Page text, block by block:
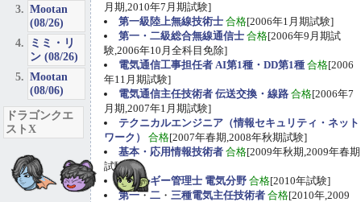
月期,2010年7月期試験]
第一級陸上無線技術士 合格[2006年1月期試験]
第一・二級総合無線通信士 合格[2006年9月期試
験,2006年10月全科目免除]
電気通信工事担任者 AI第1種・DD第1種 合格[2006
年11月期試験]
電気通信主任技術者 伝送交換・線路 合格[2006年7
月期,2007年1月期試験]
テクニカルエンジニア（情報セキュリティ・ネット
ワーク）
合格[2007年春期,2008年秋期試験]
基本・応用情報技術者 合格[2009年秋期,2009年春期
試験]
エネルギー管理士 電気分野 合格[2010年試験]
第一・二 ・ 三種電気主任技術者 合格[2010年,2009
Mootan
(08/26)
ミミ・リ
ン (08/26)
Mootan
(08/06)
ドラゴンクエ
ストX